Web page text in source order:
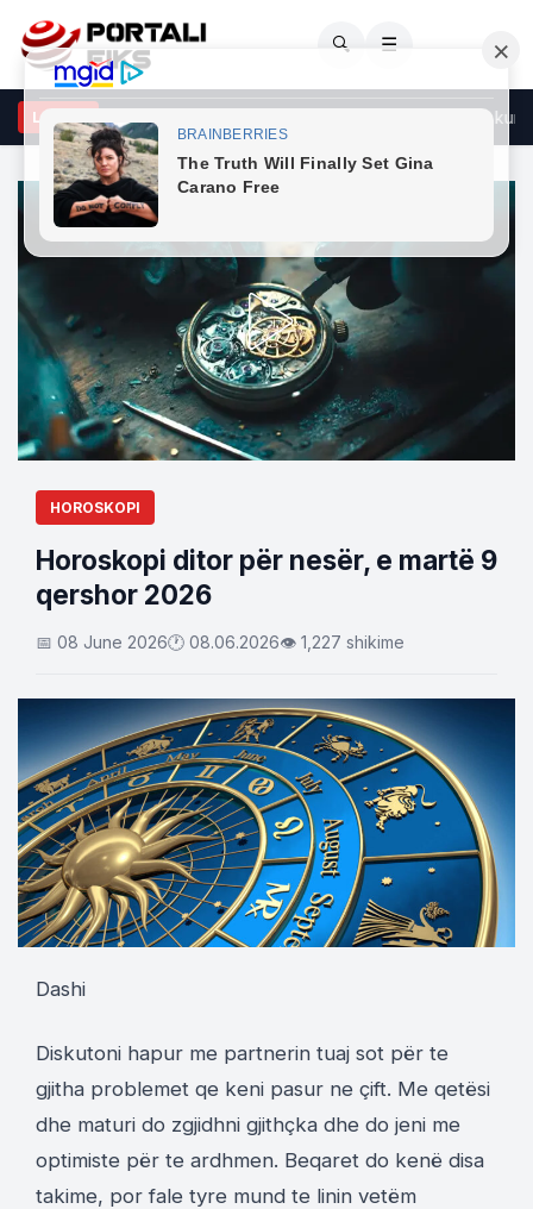
🔍 ☰
LAJME
total, si mundësi e zbulimit të mistereve të Diellit! Ja data kur
HOROSKOPI
Horoskopi ditor për nesër, e martë 9
qershor 2026
📅 08 June 2026🕐 08.06.2026👁 1,227 shikime
Dashi
Diskutoni hapur me partnerin tuaj sot për te
gjitha problemet qe keni pasur ne çift. Me qetësi
dhe maturi do zgjidhni gjithçka dhe do jeni me
optimiste për te ardhmen. Beqaret do kenë disa
takime, por fale tyre mund te linin vetëm